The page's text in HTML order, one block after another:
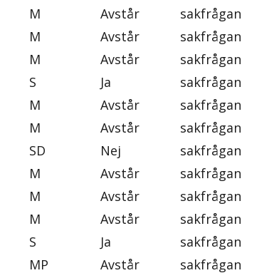
M Avstår sakfrågan
M Avstår sakfrågan
M Avstår sakfrågan
S Ja sakfrågan
M Avstår sakfrågan
M Avstår sakfrågan
SD Nej sakfrågan
M Avstår sakfrågan
M Avstår sakfrågan
M Avstår sakfrågan
S Ja sakfrågan
MP Avstår sakfrågan